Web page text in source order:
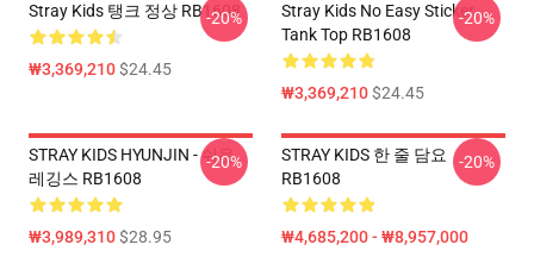
Stray Kids 탱크 정상 RB1608
₩3,369,210$24.45
-20%
Stray Kids No Easy Sticker
Tank Top RB1608
₩3,369,210$24.45
-20%
STRAY KIDS HYUNJIN - 쉬운
레깅스 RB1608
₩3,989,310$28.95
-20%
STRAY KIDS 한 줄 담요
RB1608
₩4,685,200 - ₩8,957,000
-20%